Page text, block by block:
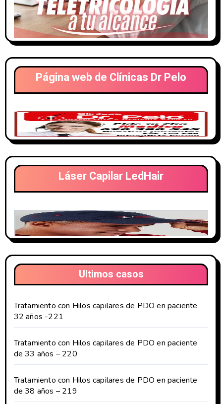
Página web de Clínicas Dr Pelo
Láser Capilar LedHair
Ultimos casos
Tratamiento con Hilos capilares de PDO en paciente
32 años -221
Tratamiento con Hilos capilares de PDO en paciente
de 33 años – 220
Tratamiento con Hilos capilares de PDO en paciente
de 38 años – 219